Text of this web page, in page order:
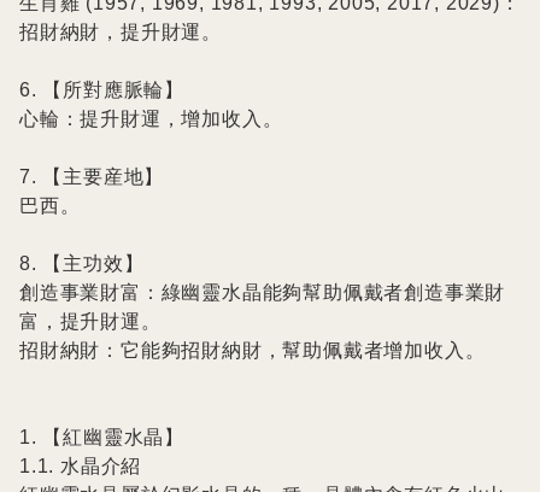
招財納財，提升財運。
6. 【所對應脈輪】
心輪：提升財運，增加收入。
7. 【主要産地】
巴西。
8. 【主功效】
創造事業財富：綠幽靈水晶能夠幫助佩戴者創造事業財
富，提升財運。
招財納財：它能夠招財納財，幫助佩戴者增加收入。
1. 【紅幽靈水晶】
1.1. 水晶介紹